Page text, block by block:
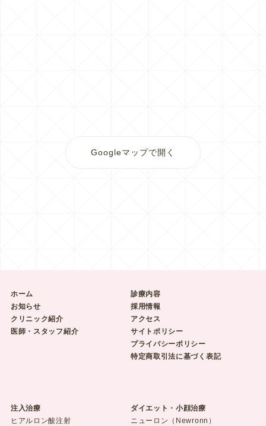
Googleマップで開く
ホーム
お知らせ
クリニック紹介
医師・スタッフ紹介
診療内容
採用情報
アクセス
サイトポリシー
プライバシーポリシー
特定商取引法に基づく表記
注入治療
ヒアルロン酸注射
ダイエット・小顔治療
ニューロン（Newronn）